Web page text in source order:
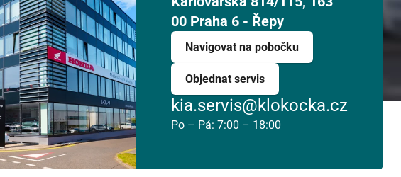
00 Praha 6 - Řepy
Navigovat na pobočku
Objednat servis
kia.servis@klokocka.cz
Po – Pá: 7:00 – 18:00